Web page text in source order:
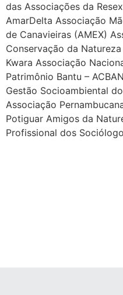
das Associações da
AmarDelta Associação
de Canavieiras (AMEX)
Conservação da
Kwara Associação
Patrimônio Bantu –
Gestão Socioambiental
Associação
Potiguar Amigos da
Profissional dos